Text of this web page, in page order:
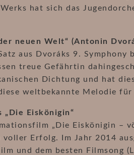
hat sich das
neuen Welt“ (Antonin
aus Dvoráks 9. Symphony
treue Gefährtin
Dichtung und hat
weltbekannte Melodie
„Die Eiskönigin“
„Die Eiskönigin –
voller Erfolg. Im Jahr 2014
und dem besten Filmsong